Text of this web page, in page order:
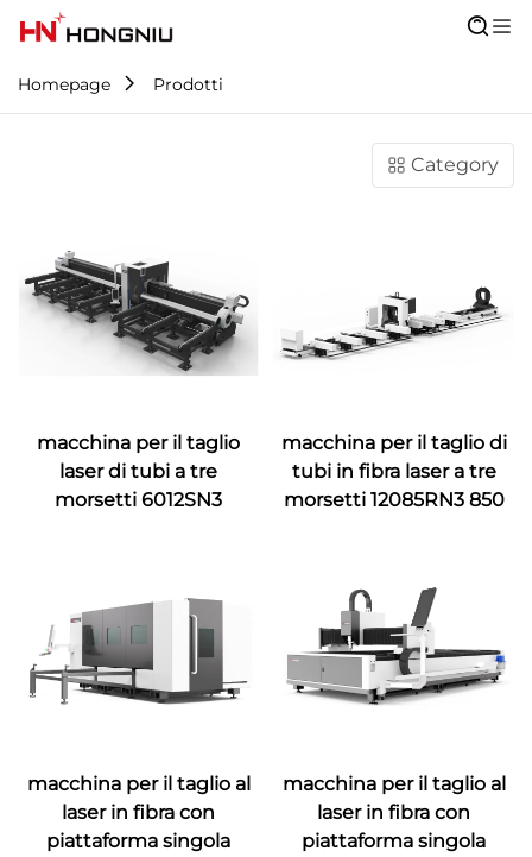
Homepage Prodotti
Category
macchina per il taglio
laser di tubi a tre
morsetti 6012SN3
macchina per il taglio di
tubi in fibra laser a tre
morsetti 12085RN3 850
macchina per il taglio al
laser in fibra con
piattaforma singola
macchina per il taglio al
laser in fibra con
piattaforma singola